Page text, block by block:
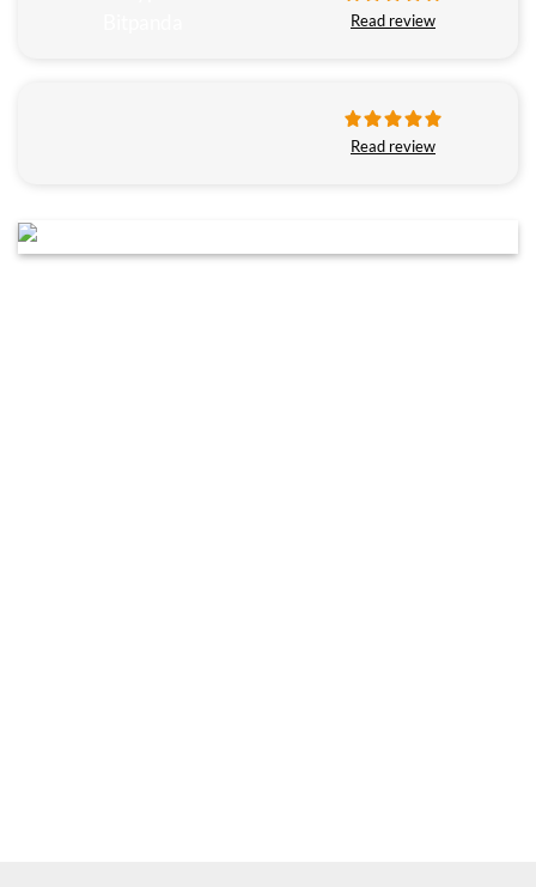
Read review
Read review